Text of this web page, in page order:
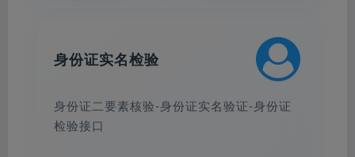
集到数据进行更新。）介意者请不要查询，
查询成功后概不退款。
身份证实名检验
身份证二要素核验-身份证实名验证-身份证
检验接口